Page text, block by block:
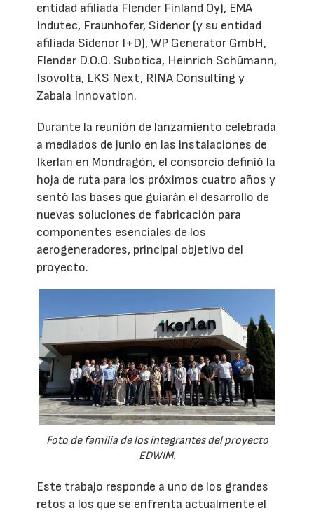
entidad afiliada Flender Finland Oy), EMA
Indutec, Fraunhofer, Sidenor (y su entidad
afiliada Sidenor I+D), WP Generator GmbH,
Flender D.O.O. Subotica, Heinrich Schümann,
Isovolta, LKS Next, RINA Consulting y
Zabala Innovation.
Durante la reunión de lanzamiento celebrada
a mediados de junio en las instalaciones de
Ikerlan en Mondragón, el consorcio definió la
hoja de ruta para los próximos cuatro años y
sentó las bases que guiarán el desarrollo de
nuevas soluciones de fabricación para
componentes esenciales de los
aerogeneradores, principal objetivo del
proyecto.
Foto de familia de los integrantes del proyecto
EDWIM.
Este trabajo responde a uno de los grandes
retos a los que se enfrenta actualmente el